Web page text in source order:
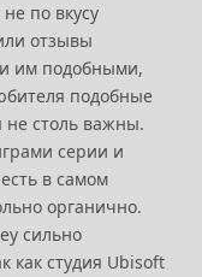
по вкусу
отзывы
им подобными,
подобные
не столь важны.
серии и
в самом
органично.
сильно
как студия Ubisoft